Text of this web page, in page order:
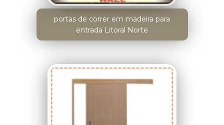
portas de correr em madeira para
entrada Litoral Norte